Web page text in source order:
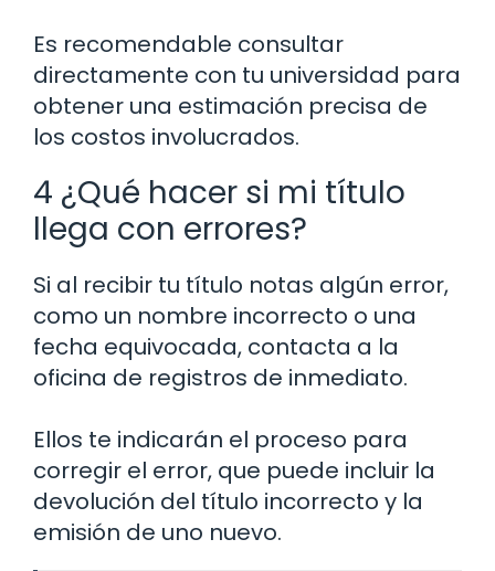
Es recomendable consultar
directamente con tu universidad para
obtener una estimación precisa de
los costos involucrados.
4 ¿Qué hacer si mi título
llega con errores?
Si al recibir tu título notas algún error,
como un nombre incorrecto o una
fecha equivocada, contacta a la
oficina de registros de inmediato.
Ellos te indicarán el proceso para
corregir el error, que puede incluir la
devolución del título incorrecto y la
emisión de uno nuevo.